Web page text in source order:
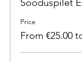
Sooduspilet
Price
From €25.00